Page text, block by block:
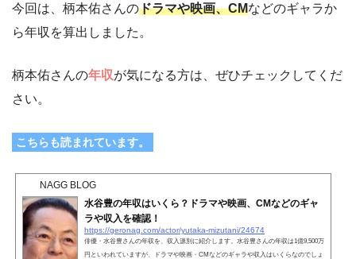
今回は、柄本佑さんのドラマや映画、CMなどのギャラか
ら年収を算出しました。
柄本佑さんの年収が気になる方は、ぜひチェックしてくだ
さい。
こちらも読まれています。
NAGG BLOG
水谷豊の年収はいくら？ドラマや映画、CMなどのギャ
ラや収入を確認！
https://geronag.com/actor/yutaka-mizutani/24674
俳優・水谷豊さんの年収を、収入源別に紹介します。水谷豊さんの年収は1億9,500万
円といわれていますが、ドラマや映画・CMなどのギャラや収入はいくらなのでしょ